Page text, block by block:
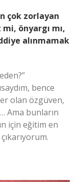
çok zorlayan
önyargı mı,
alınmamak
bence
olan özgüven,
Ama bunların
için eğitim en